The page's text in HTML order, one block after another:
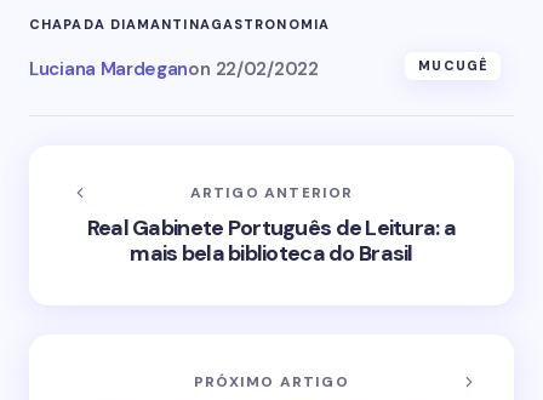
CHAPADA DIAMANTINAGASTRONOMIA
Luciana Mardeganon 22/02/2022 MUCUGÊ
ARTIGO ANTERIOR
Real Gabinete Português de Leitura: a
mais bela biblioteca do Brasil
PRÓXIMO ARTIGO